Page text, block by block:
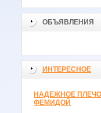
ОБЪЯВЛЕНИЯ
ИНТЕРЕСНОЕ
НАДЕЖНОЕ
ФЕМИДОЙ